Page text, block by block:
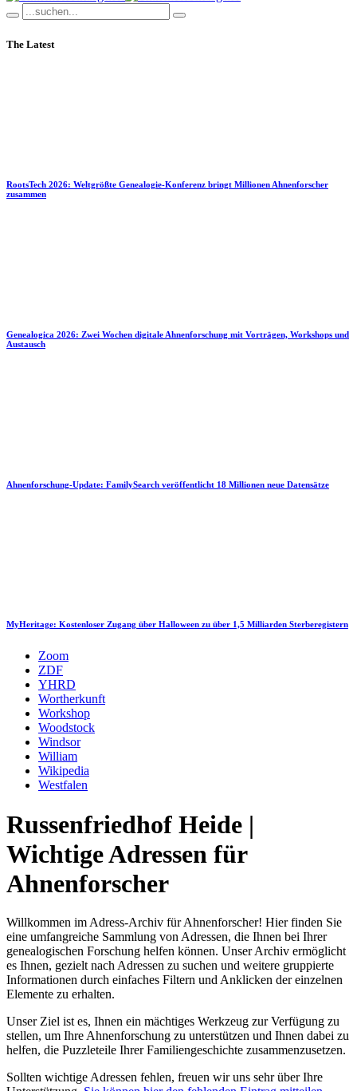
The Latest
RootsTech 2026: Weltgrößte Genealogie-Konferenz bringt Millionen Ahnenforscher
zusammen
Genealogica 2026: Zwei Wochen digitale Ahnenforschung mit Vorträgen, Workshops und
Austausch
Ahnenforschung-Update: FamilySearch veröffentlicht 18 Millionen neue Datensätze
MyHeritage: Kostenloser Zugang über Halloween zu über 1,5 Milliarden Sterberegistern
Zoom
ZDF
YHRD
Wortherkunft
Workshop
Woodstock
Windsor
William
Wikipedia
Westfalen
Russenfriedhof Heide |
Wichtige Adressen für
Ahnenforscher
Willkommen im Adress-Archiv für Ahnenforscher! Hier finden Sie
eine umfangreiche Sammlung von Adressen, die Ihnen bei Ihrer
genealogischen Forschung helfen können. Unser Archiv ermöglicht
es Ihnen, gezielt nach Adressen zu suchen und weitere gruppierte
Informationen durch einfaches Filtern und Anklicken der einzelnen
Elemente zu erhalten.
Unser Ziel ist es, Ihnen ein mächtiges Werkzeug zur Verfügung zu
stellen, um Ihre Ahnenforschung zu unterstützen und Ihnen dabei zu
helfen, die Puzzleteile Ihrer Familiengeschichte zusammenzusetzen.
Sollten wichtige Adressen fehlen, freuen wir uns sehr über Ihre